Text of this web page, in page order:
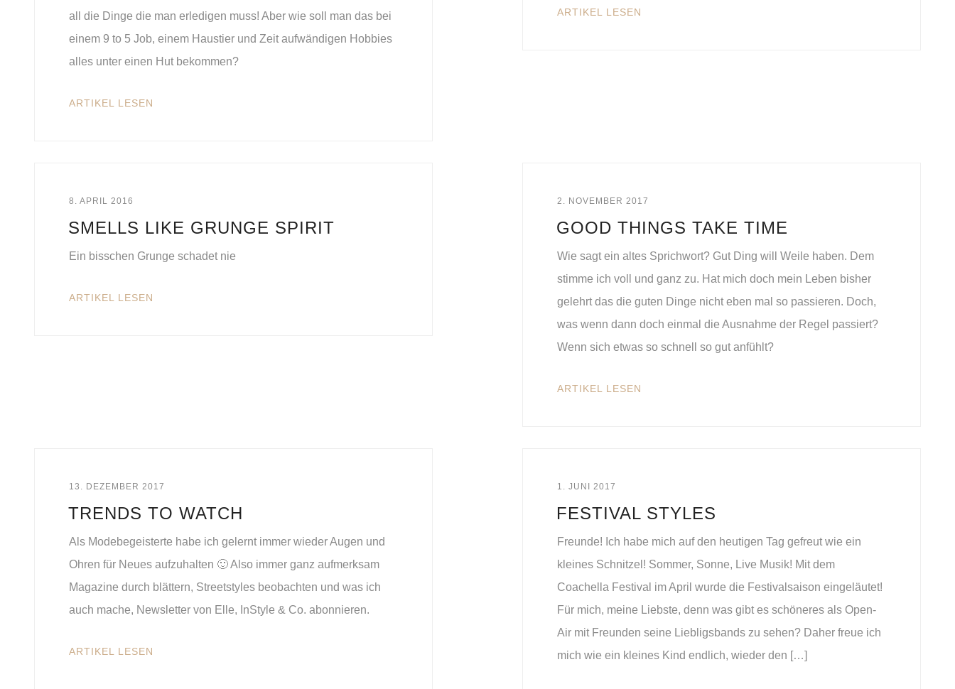
all die Dinge die man erledigen muss! Aber wie soll man das bei
einem 9 to 5 Job, einem Haustier und Zeit aufwändigen Hobbies
alles unter einen Hut bekommen?
ARTIKEL LESEN
ARTIKEL LESEN
8. APRIL 2016
SMELLS LIKE GRUNGE SPIRIT
Ein bisschen Grunge schadet nie
ARTIKEL LESEN
2. NOVEMBER 2017
GOOD THINGS TAKE TIME
Wie sagt ein altes Sprichwort? Gut Ding will Weile haben. Dem
stimme ich voll und ganz zu. Hat mich doch mein Leben bisher
gelehrt das die guten Dinge nicht eben mal so passieren. Doch,
was wenn dann doch einmal die Ausnahme der Regel passiert?
Wenn sich etwas so schnell so gut anfühlt?
ARTIKEL LESEN
13. DEZEMBER 2017
TRENDS TO WATCH
Als Modebegeisterte habe ich gelernt immer wieder Augen und
Ohren für Neues aufzuhalten 🙂 Also immer ganz aufmerksam
Magazine durch blättern, Streetstyles beobachten und was ich
auch mache, Newsletter von Elle, InStyle & Co. abonnieren.
ARTIKEL LESEN
1. JUNI 2017
FESTIVAL STYLES
Freunde! Ich habe mich auf den heutigen Tag gefreut wie ein
kleines Schnitzel! Sommer, Sonne, Live Musik! Mit dem
Coachella Festival im April wurde die Festivalsaison eingeläutet!
Für mich, meine Liebste, denn was gibt es schöneres als Open-
Air mit Freunden seine Liebligsbands zu sehen? Daher freue ich
mich wie ein kleines Kind endlich, wieder den […]